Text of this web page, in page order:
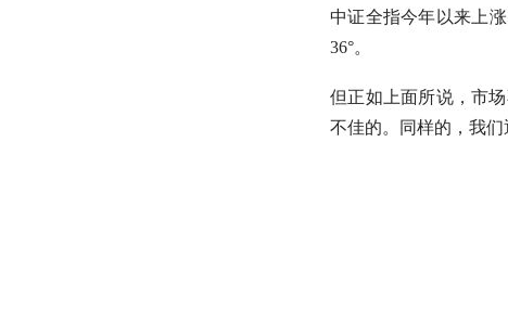
中证全指今年以来上
36°。
但正如上面所说，市
不佳的。同样的，我